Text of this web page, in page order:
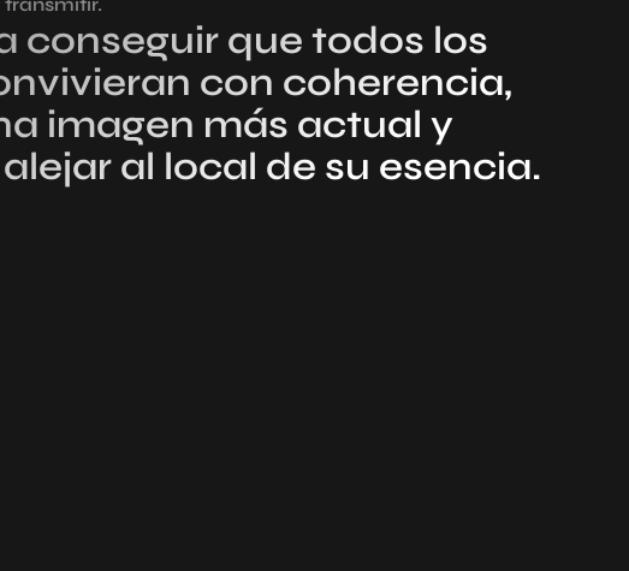
conseguir que todos los
con coherencia,
imagen más actual y
al local de su esencia.